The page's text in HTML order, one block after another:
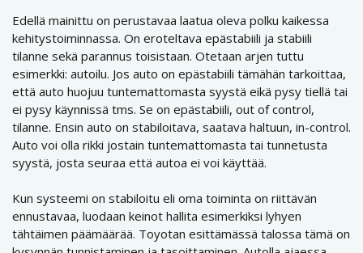
Edellä mainittu on perustavaa laatua oleva polku kaikessa
kehitystoiminnassa. On eroteltava epästabiili ja stabiili
tilanne sekä parannus toisistaan. Otetaan arjen tuttu
esimerkki: autoilu. Jos auto on epästabiili tämähän tarkoittaa,
että auto huojuu tuntemattomasta syystä eikä pysy tiellä tai
ei pysy käynnissä tms. Se on epästabiili, out of control,
tilanne. Ensin auto on stabiloitava, saatava haltuun, in-control.
Auto voi olla rikki jostain tuntemattomasta tai tunnetusta
syystä, josta seuraa että autoa ei voi käyttää.
Kun systeemi on stabiloitu eli oma toiminta on riittävän
ennustavaa, luodaan keinot hallita esimerkiksi lyhyen
tähtäimen päämäärää. Toyotan esittämässä talossa tämä on